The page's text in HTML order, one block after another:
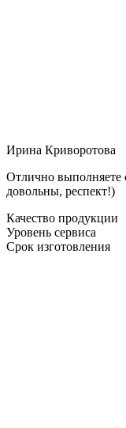
Ирина Криворотова
Отлично выполняете
довольны, респект!)
Качество продукции
Уровень сервиса
Срок изготовления